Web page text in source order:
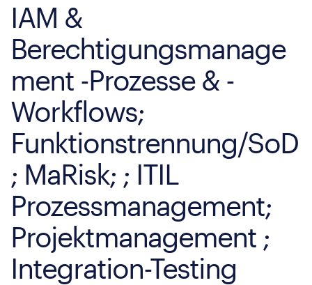
IAM &
Berechtigungsmanage
ment -Prozesse & -
Workflows;
Funktionstrennung/SoD
; MaRisk; ; ITIL
Prozessmanagement;
Projektmanagement ;
Integration-Testing